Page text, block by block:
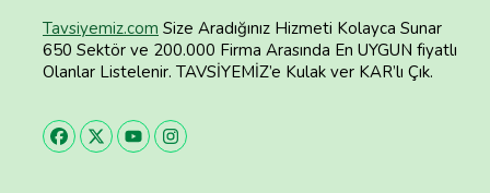
Tavsiyemiz.com Size Aradığınız Hizmeti Kolayca Sunar
650 Sektör ve 200.000 Firma Arasında En UYGUN fiyatlı
Olanlar Listelenir. TAVSİYEMİZ’e Kulak ver KAR’lı Çık.